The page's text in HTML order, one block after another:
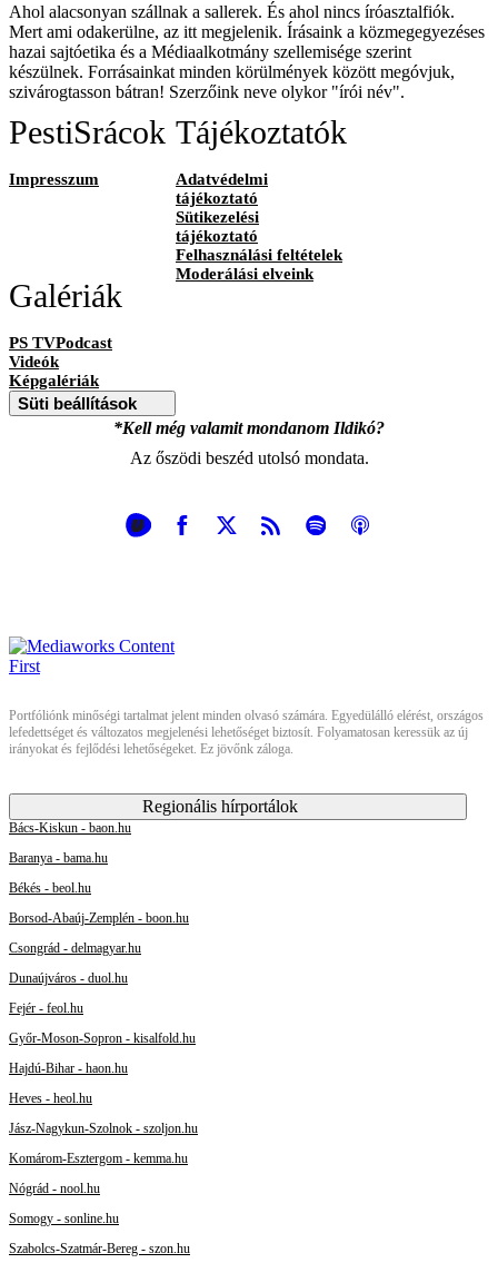
Ahol alacsonyan szállnak a sallerek. És ahol nincs íróasztalfiók.
Mert ami odakerülne, az itt megjelenik. Írásaink a közmegegyezéses
hazai sajtóetika és a Médiaalkotmány szellemisége szerint
készülnek. Forrásainkat minden körülmények között megóvjuk,
szivárogtasson bátran! Szerzőink neve olykor "írói név".
PestiSrácok
Impresszum
Tájékoztatók
Adatvédelmi
tájékoztató
Sütikezelési
tájékoztató
Felhasználási feltételek
Moderálási elveink
Galériák
PS TVPodcast
Videók
Képgalériák
Süti beállítások
*Kell még valamit mondanom Ildikó?
Az őszödi beszéd utolsó mondata.
Portfóliónk minőségi tartalmat jelent minden olvasó számára. Egyedülálló elérést, országos
lefedettséget és változatos megjelenési lehetőséget biztosít. Folyamatosan keressük az új
irányokat és fejlődési lehetőségeket. Ez jövőnk záloga.
Regionális hírportálok
Bács-Kiskun - baon.hu
Baranya - bama.hu
Békés - beol.hu
Borsod-Abaúj-Zemplén - boon.hu
Csongrád - delmagyar.hu
Dunaújváros - duol.hu
Fejér - feol.hu
Győr-Moson-Sopron - kisalfold.hu
Hajdú-Bihar - haon.hu
Heves - heol.hu
Jász-Nagykun-Szolnok - szoljon.hu
Komárom-Esztergom - kemma.hu
Nógrád - nool.hu
Somogy - sonline.hu
Szabolcs-Szatmár-Bereg - szon.hu